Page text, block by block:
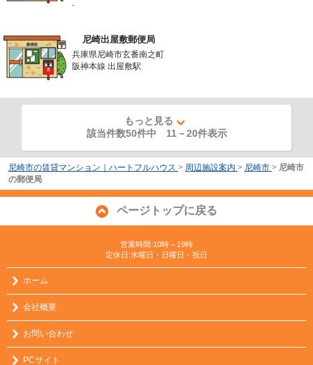
-
尼崎出屋敷郵便局
兵庫県尼崎市玄番南之町
阪神本線 出屋敷駅
もっと見る
該当件数50件中 11 －20件表示
尼崎市の賃貸マンション｜ハートフルハウス > 周辺施設案内 > 尼崎市 > 尼崎市
の郵便局
ページトップに戻る
営業時間:10時～19時
定休日:水曜日・日曜日・祝日
ホーム
会社概要
お問い合わせ
PCサイト